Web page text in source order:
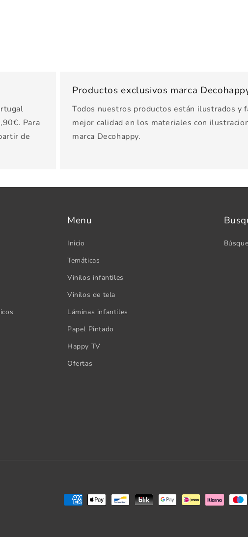
Para
de
Productos exclusivos marca
Todos nuestros productos están ilustrados y
mejor calidad en los materiales con
marca Decohappy.
Menu
Inicio
Temáticas
Vinilos infantiles
Vinilos de tela
Láminas infantiles
Papel Pintado
Happy TV
Ofertas
Formas